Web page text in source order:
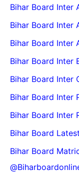
Bihar Board Inter
Bihar Board Inter
Bihar Board Inter
Bihar Board Inter
Bihar Board Inter
Bihar Board Inter
Bihar Board Inter
Bihar Board
Bihar Board